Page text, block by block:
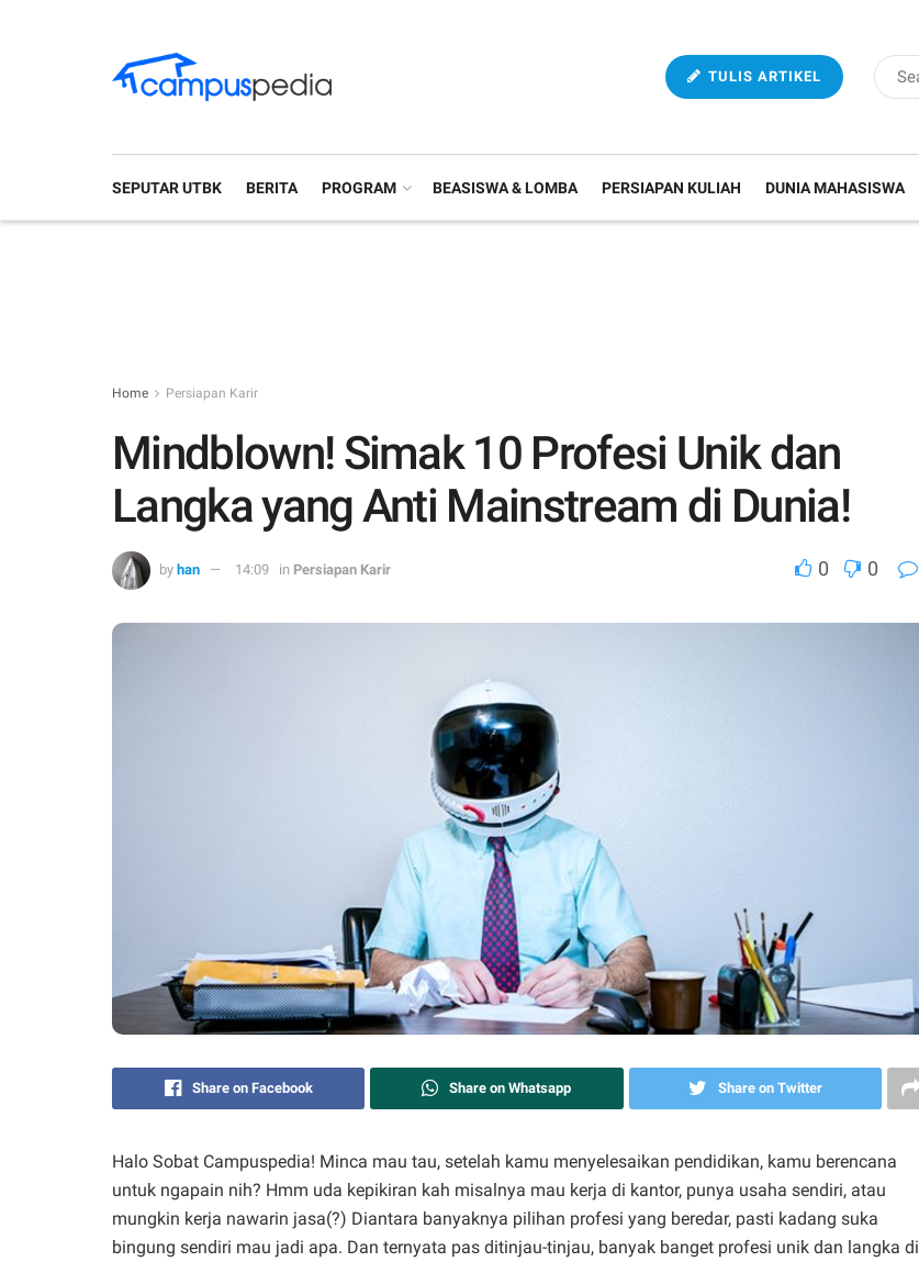
TULIS ARTIKEL
SEPUTAR UTBK BERITA PROGRAM BEASISWA & LOMBA PERSIAPAN KULIAH DUNIA MAHASISWA
Home Persiapan Karir
Mindblown! Simak 10 Profesi Unik dan
Langka yang Anti Mainstream di Dunia!
by han 14:09 in Persiapan Karir 0 0
Share on Facebook Share on Whatsapp Share on Twitter
Halo Sobat Campuspedia! Minca mau tau, setelah kamu menyelesaikan pendidikan, kamu berencana
untuk ngapain nih? Hmm uda kepikiran kah misalnya mau kerja di kantor, punya usaha sendiri, atau
mungkin kerja nawarin jasa(?) Diantara banyaknya pilihan profesi yang beredar, pasti kadang suka
bingung sendiri mau jadi apa. Dan ternyata pas ditinjau-tinjau, banyak banget profesi unik dan langka di